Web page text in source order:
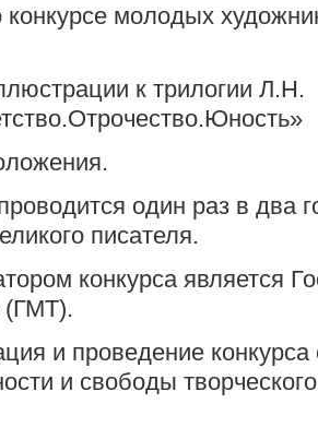
молодых
к трилогии Л.Н.
один раз в два
писателя.
конкурса является
(ГМТ).
и проведение
и свободы